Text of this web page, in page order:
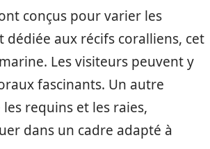
conçus pour varier les
dédiée aux récifs coralliens, cet
Les visiteurs peuvent y
fascinants. Un autre
requins et les raies,
dans un cadre adapté à